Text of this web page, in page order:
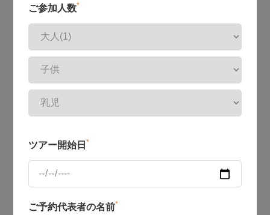
ご参加人数*
ツアー開始日 *
ご予約代表者の名前*